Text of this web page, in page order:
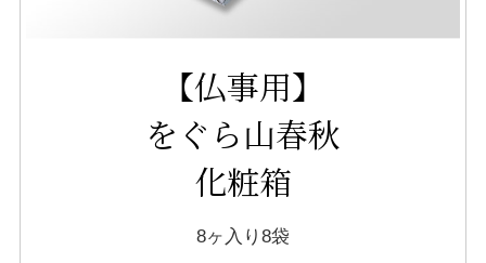
【仏事用】
をぐら山春秋
化粧箱
8ヶ入り8袋